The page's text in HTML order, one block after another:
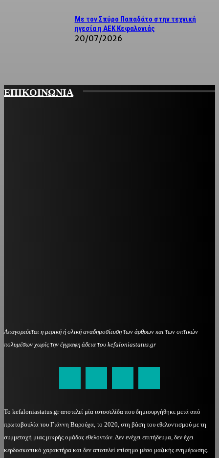
Με τον Σπύρο Παπαδάτο στην τεχνική
ηγεσία η ΑΕΚ Κεφαλονιάς
20/07/2026
ΕΠΙΚΟΙΝΩΝΙΑ
Απαγορεύεται η μερική ή ολική αναδημοσίευση των άρθρων και των οπτικών
πολυμέσων χωρίς την έγγραφη άδεια του kefaloniastatus.gr
Το kefaloniastatus.gr αποτελεί μία ιστοσελίδα που δημιουργήθηκε μετά από
πρωτοβουλία του Γιάννη Βαρούχα, το 2020, στη βάση του εθελοντισμού με τη
συμμετοχή μιας μικρής ομάδας εθελοντών. Δεν ενέχει επιτήδευμα, δεν έχει
κερδοσκοπικό χαρακτήρα και δεν αποτελεί επίσημο μέσο μαζικής ενημέρωσης.